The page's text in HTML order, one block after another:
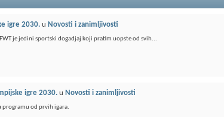
igre 2030. u Novosti i zanimljivosti
je jedini sportski dogadjaj koji pratim uopste od svih...
igre 2030. u Novosti i zanimljivosti
programu od prvih igara.